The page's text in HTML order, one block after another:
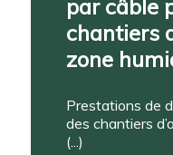
par câble
chantiers
zone
Prestations de
des chantiers
(...)